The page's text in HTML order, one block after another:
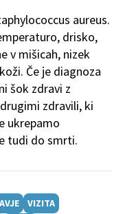
aureus.
drisko,
v mišicah, nizek
Če je diagnoza
šok zdravi z
zdravili, ki
ukrepamo
tudi do smrti.
VIZITA